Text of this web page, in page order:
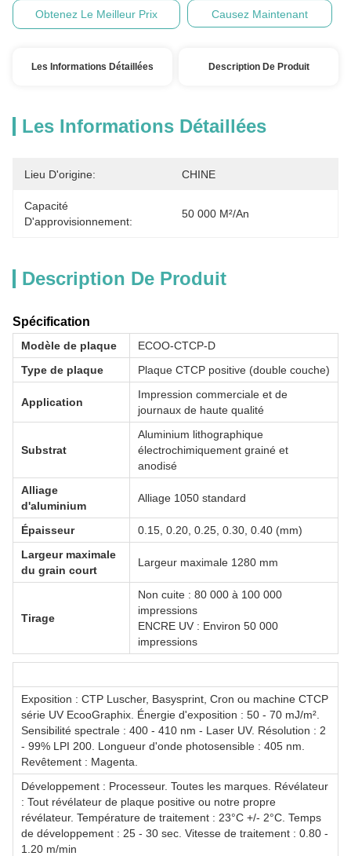
Obtenez Le Meilleur Prix Causez Maintenant
Les Informations Détaillées Description De Produit
Les Informations Détaillées
Lieu D'origine: CHINE
Capacité
D'approvisionnement:
50 000 M²/an
Description De Produit
Spécification
Modèle de plaque
ECOO-CTCP-D
Type de plaque
Plaque CTCP positive (double couche)
Application
Impression commerciale et de
journaux de haute qualité
Substrat
Aluminium lithographique
électrochimiquement grainé et
anodisé
Alliage
d'aluminium
Alliage 1050 standard
Épaisseur
0.15, 0.20, 0.25, 0.30, 0.40 (mm)
Largeur maximale
du grain court
Largeur maximale 1280 mm
Tirage
Non cuite : 80 000 à 100 000
impressions
ENCRE UV : Environ 50 000
impressions
Exposition : CTP Luscher, Basysprint, Cron ou machine CTCP
série UV EcooGraphix. Énergie d'exposition : 50 - 70 mJ/m².
Sensibilité spectrale : 400 - 410 nm - Laser UV. Résolution : 2
- 99% LPI 200. Longueur d'onde photosensible : 405 nm.
Revêtement : Magenta.
Développement : Processeur. Toutes les marques. Révélateur
: Tout révélateur de plaque positive ou notre propre
révélateur. Température de traitement : 23°C +/- 2°C. Temps
de développement : 25 - 30 sec. Vitesse de traitement : 0.80 -
1.20 m/min